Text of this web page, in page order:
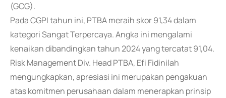
(GCG).
Pada CGPI tahun ini, PTBA meraih skor 91,34 dalam
kategori Sangat Terpercaya. Angka ini mengalami
kenaikan dibandingkan tahun 2024 yang tercatat 91,04.
Risk Management Div. Head PTBA, Efi Fidinilah
mengungkapkan, apresiasi ini merupakan pengakuan
atas komitmen perusahaan dalam menerapkan prinsip